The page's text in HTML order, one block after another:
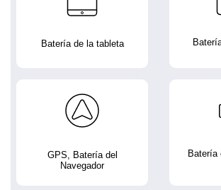
Batería de la tableta
GPS, Batería del
Navegador
Batería